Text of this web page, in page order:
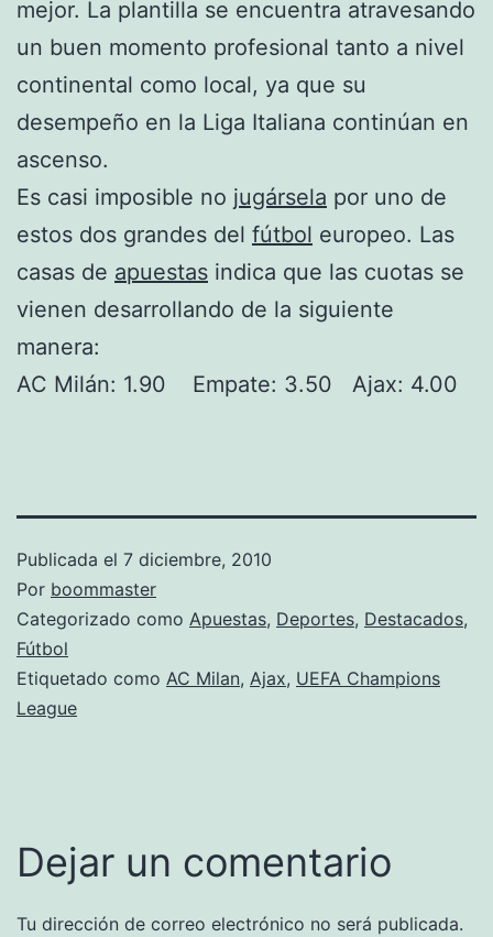
mejor. La plantilla se encuentra atravesando
un buen momento profesional tanto a nivel
continental como local, ya que su
desempeño en la Liga Italiana continúan en
ascenso.
Es casi imposible no jugársela por uno de
estos dos grandes del fútbol europeo. Las
casas de apuestas indica que las cuotas se
vienen desarrollando de la siguiente
manera:
AC Milán: 1.90 Empate: 3.50 Ajax: 4.00
Publicada el 7 diciembre, 2010
Por boommaster
Categorizado como Apuestas, Deportes, Destacados,
Fútbol
Etiquetado como AC Milan, Ajax, UEFA Champions
League
Dejar un comentario
Tu dirección de correo electrónico no será publicada.